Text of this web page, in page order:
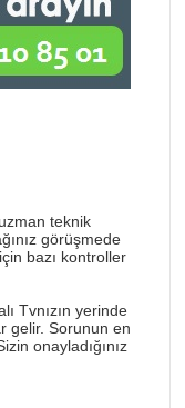
teknik
görüşmede
bazı kontroller
Tvnızın yerinde
gelir. Sorunun en
onayladığınız